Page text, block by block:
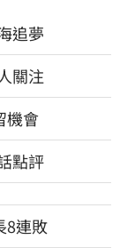
追夢
關注
機會
點評
8連敗